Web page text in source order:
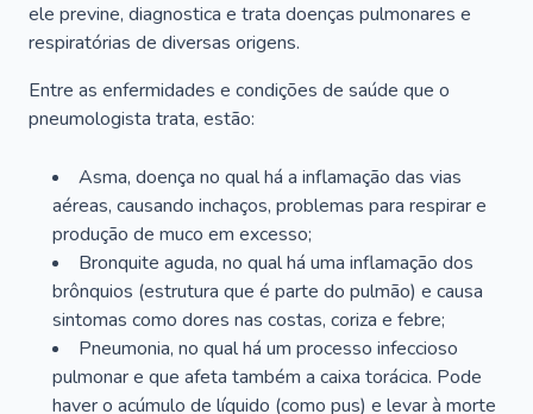
ele previne, diagnostica e trata doenças pulmonares e
respiratórias de diversas origens.
Entre as enfermidades e condições de saúde que o
pneumologista trata, estão:
Asma, doença no qual há a inflamação das vias
aéreas, causando inchaços, problemas para respirar e
produção de muco em excesso;
Bronquite aguda, no qual há uma inflamação dos
brônquios (estrutura que é parte do pulmão) e causa
sintomas como dores nas costas, coriza e febre;
Pneumonia, no qual há um processo infeccioso
pulmonar e que afeta também a caixa torácica. Pode
haver o acúmulo de líquido (como pus) e levar à morte